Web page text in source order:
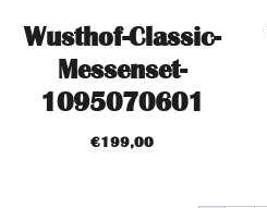
Wusthof-Classic-
Messenset-
1095070601
€199,00